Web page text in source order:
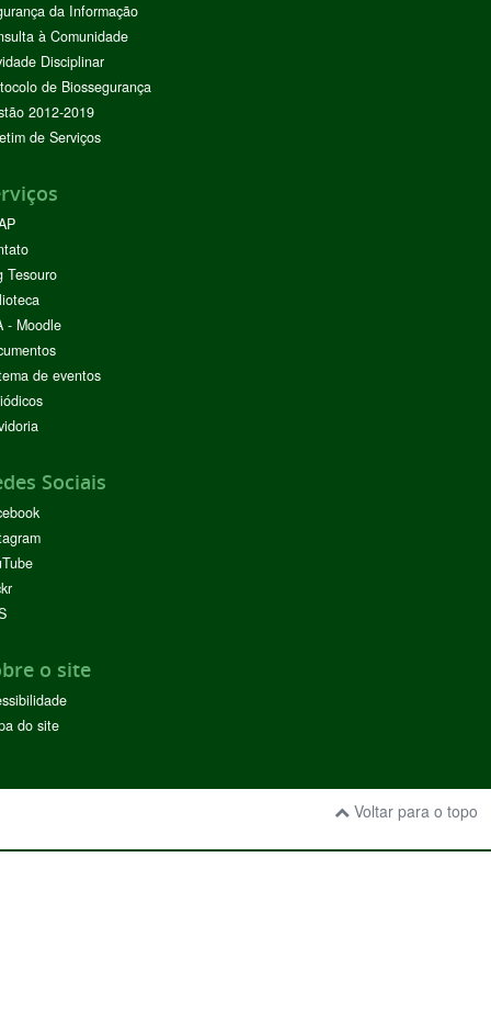
da Informação
à Comunidade
Disciplinar
de Biossegurança
2012-2019
de Serviços
Tesouro
- Moodle
de eventos
Sociais
o site
do site
Voltar para o topo